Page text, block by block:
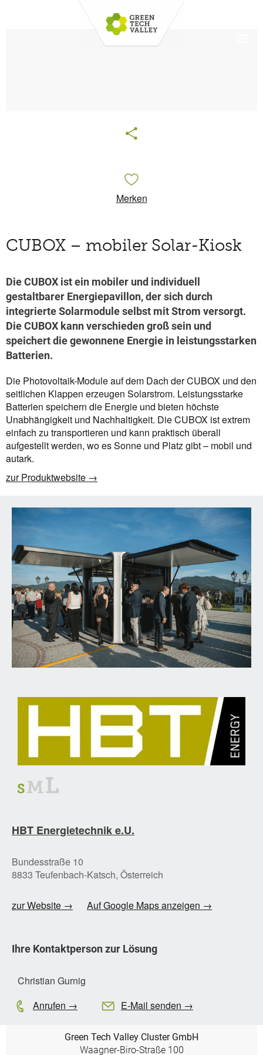
Merken
CUBOX – mobiler Solar-Kiosk
Die CUBOX ist ein mobiler und individuell
gestaltbarer Energiepavillon, der sich durch
integrierte Solarmodule selbst mit Strom versorgt.
Die CUBOX kann verschieden groß sein und
speichert die gewonnene Energie in leistungsstarken
Batterien.
Die Photovoltaik-Module auf dem Dach der CUBOX und den
seitlichen Klappen erzeugen Solarstrom. Leistungsstarke
Batterien speichern die Energie und bieten höchste
Unabhängigkeit und Nachhaltigkeit. Die CUBOX ist extrem
einfach zu transportieren und kann praktisch überall
aufgestellt werden, wo es Sonne und Platz gibt – mobil und
autark.
zur Produktwebsite →
HBT Energietechnik e.U.
Bundesstraße 10
8833 Teufenbach-Katsch, Österreich
zur Website → Auf Google Maps anzeigen →
Ihre Kontaktperson zur Lösung
Christian Gurnig
Anrufen →
E-Mail senden →
Green Tech Valley Cluster GmbH
Waagner-Biro-Straße 100